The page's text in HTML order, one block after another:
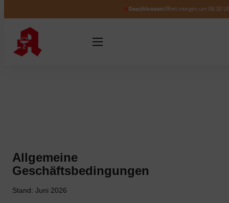
Geschlossenöffnet morgen um 08:30
Allgemeine
Geschäftsbedingungen
Stand: Juni 2026